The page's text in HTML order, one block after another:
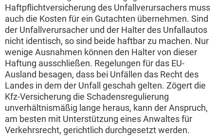
Haftpflichtversicherung des Unfallverursachers muss
auch die Kosten für ein Gutachten übernehmen. Sind
der Unfallverursacher und der Halter des Unfallautos
nicht identisch, so sind beide haftbar zu machen. Nur
wenige Ausnahmen können den Halter von dieser
Haftung ausschließen. Regelungen für das EU-
Ausland besagen, dass bei Unfällen das Recht des
Landes in dem der Unfall geschah gelten. Zögert die
Kfz-Versicherung die Schadensregulierung
unverhältnismäßig lange heraus, kann der Anspruch,
am besten mit Unterstützung eines Anwaltes für
Verkehrsrecht, gerichtlich durchgesetzt werden.